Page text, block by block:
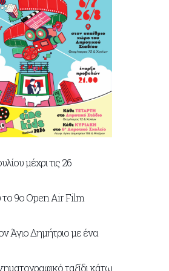
μέχρι τις 26
9ο Open Air Film
Άγιο Δημήτριο με ένα
ταξίδι κάτω